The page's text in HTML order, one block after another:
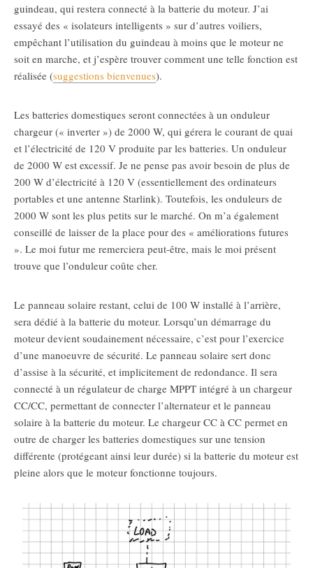
guindeau, qui restera connecté à la batterie du moteur. J’ai
essayé des « isolateurs intelligents » sur d’autres voiliers,
empêchant l’utilisation du guindeau à moins que le moteur ne
soit en marche, et j’espère trouver comment une telle fonction est
réalisée (suggestions bienvenues).
Les batteries domestiques seront connectées à un onduleur
chargeur (« inverter ») de 2000 W, qui gérera le courant de quai
et l’électricité de 120 V produite par les batteries. Un onduleur
de 2000 W est excessif. Je ne pense pas avoir besoin de plus de
200 W d’électricité à 120 V (essentiellement des ordinateurs
portables et une antenne Starlink). Toutefois, les onduleurs de
2000 W sont les plus petits sur le marché. On m’a également
conseillé de laisser de la place pour des « améliorations futures
». Le moi futur me remerciera peut-être, mais le moi présent
trouve que l’onduleur coûte cher.
Le panneau solaire restant, celui de 100 W installé à l’arrière,
sera dédié à la batterie du moteur. Lorsqu’un démarrage du
moteur devient soudainement nécessaire, c’est pour l’exercice
d’une manoeuvre de sécurité. Le panneau solaire sert donc
d’assise à la sécurité, et implicitement de redondance. Il sera
connecté à un régulateur de charge MPPT intégré à un chargeur
CC/CC, permettant de connecter l’alternateur et le panneau
solaire à la batterie du moteur. Le chargeur CC à CC permet en
outre de charger les batteries domestiques sur une tension
différente (protégeant ainsi leur durée) si la batterie du moteur est
pleine alors que le moteur fonctionne toujours.